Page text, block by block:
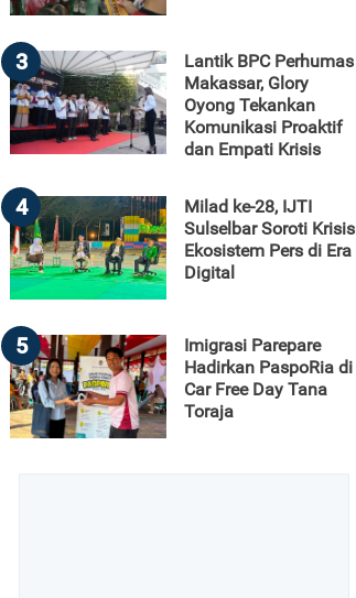
3
Lantik BPC Perhumas
Makassar, Glory
Oyong Tekankan
Komunikasi Proaktif
dan Empati Krisis
4
Milad ke-28, IJTI
Sulselbar Soroti Krisis
Ekosistem Pers di Era
Digital
5
Imigrasi Parepare
Hadirkan PaspoRia di
Car Free Day Tana
Toraja